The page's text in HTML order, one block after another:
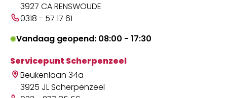
3927 CA RENSWOUDE
0318 - 57 17 61
Vandaag geopend: 08:00 - 17:30
Servicepunt Scherpenzeel
Beukenlaan 34a
3925 JL Scherpenzeel